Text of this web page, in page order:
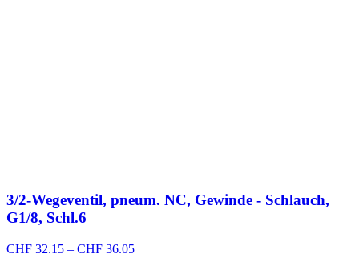
3/2-Wegeventil, pneum. NC, Gewinde - Schlauch,
G1/8, Schl.6
CHF 32.15 – CHF 36.05Preisspanne: